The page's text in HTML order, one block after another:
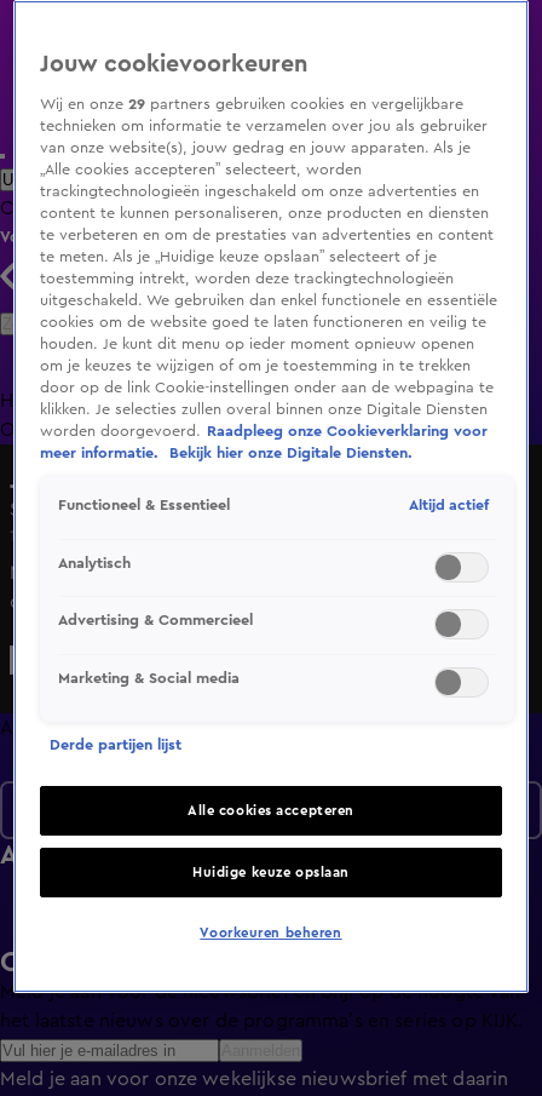
Uitzending Gemist Populaire programma's Zenders Genres
ClipsFilmsRadioSmart TV inlogShop
Volg KIJK
Zoeken
HomeUitzending Gemist Programma's De Bondgenoten
OranjezomerLivestreamsShop
Je Eigen Droomhuis
Seizoen 1, aflevering 14
17 juni 2016, 19:30
Maureen du Toit volgt Nederlandse stellen die hun eigen
droomhuis bouwen. Ze praat met de stellen over de
bijzonderheden van het gebouw en waarom juist dit hun
Afleveringen
Afleveringen
Ontvang de KIJK-nieuwsbrief
Meld je aan voor de nieuwsbrief en blijf op de hoogte van
het laatste nieuws over de programma’s en series op KIJK.
Meld je aan voor onze wekelijkse nieuwsbrief met daarin
Jouw cookievoorkeuren
Wij en onze29 partners gebruiken cookies en vergelijkbare
technieken om informatie te verzamelen over jou als gebruiker
van onze website(s), jouw gedrag en jouw apparaten. Als je
„Alle cookies accepteren” selecteert, worden
trackingtechnologieën ingeschakeld om onze advertenties en
content te kunnen personaliseren, onze producten en diensten
te verbeteren en om de prestaties van advertenties en content
te meten. Als je „Huidige keuze opslaan” selecteert of je
toestemming intrekt, worden deze trackingtechnologieën
uitgeschakeld. We gebruiken dan enkel functionele en essentiële
cookies om de website goed te laten functioneren en veilig te
houden. Je kunt dit menu op ieder moment opnieuw openen
om je keuzes te wijzigen of om je toestemming in te trekken
door op de link Cookie-instellingen onder aan de webpagina te
klikken. Je selecties zullen overal binnen onze Digitale Diensten
worden doorgevoerd.
Raadpleeg onze Cookieverklaring voor
meer informatie.
Bekijk hier onze Digitale Diensten.
Functioneel & Essentieel Altijd actief
Analytisch
Advertising & Commercieel
Marketing & Social media
Derde partijen lijst
Alle cookies accepteren
Huidige keuze opslaan
Voorkeuren beheren